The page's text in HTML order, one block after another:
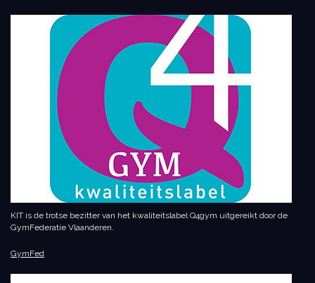
KIT is de trotse bezitter van het kwaliteitslabel Q4gym uitgereikt door de
GymFederatie Vlaanderen.
GymFed